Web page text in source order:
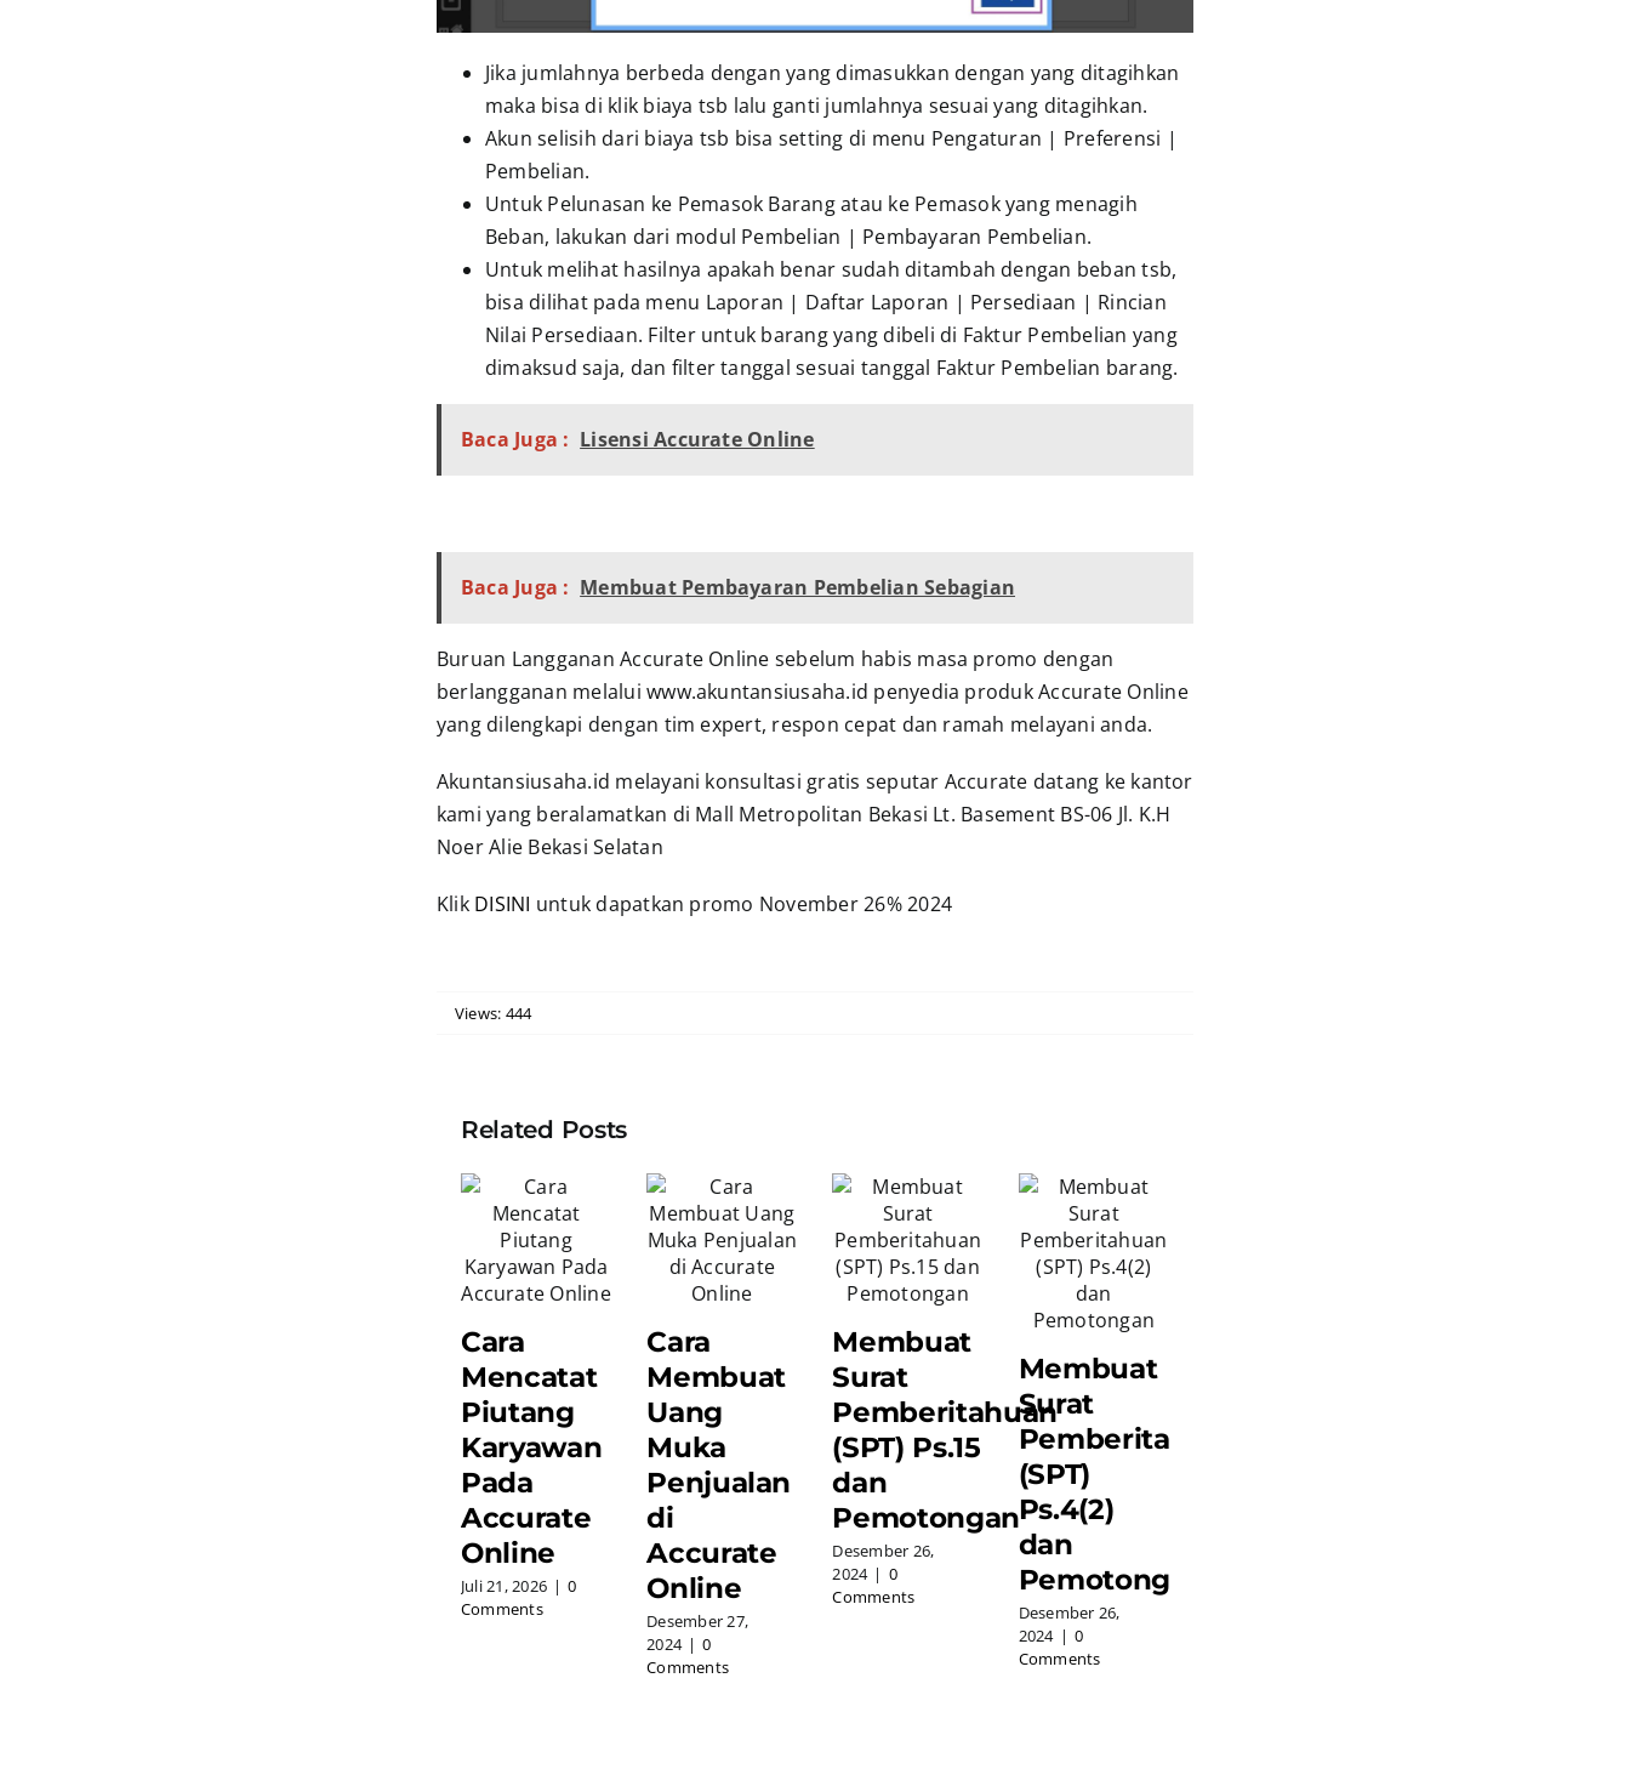
Jika jumlahnya berbeda dengan yang dimasukkan dengan yang ditagihkan
maka bisa di klik biaya tsb lalu ganti jumlahnya sesuai yang ditagihkan.
Akun selisih dari biaya tsb bisa setting di menu Pengaturan | Preferensi |
Pembelian.
Untuk Pelunasan ke Pemasok Barang atau ke Pemasok yang menagih
Beban, lakukan dari modul Pembelian | Pembayaran Pembelian.
Untuk melihat hasilnya apakah benar sudah ditambah dengan beban tsb,
bisa dilihat pada menu Laporan | Daftar Laporan | Persediaan | Rincian
Nilai Persediaan. Filter untuk barang yang dibeli di Faktur Pembelian yang
dimaksud saja, dan filter tanggal sesuai tanggal Faktur Pembelian barang.
Baca Juga : Lisensi Accurate Online
Baca Juga : Membuat Pembayaran Pembelian Sebagian
Buruan Langganan Accurate Online sebelum habis masa promo dengan
berlangganan melalui www.akuntansiusaha.id penyedia produk Accurate Online
yang dilengkapi dengan tim expert, respon cepat dan ramah melayani anda.
Akuntansiusaha.id melayani konsultasi gratis seputar Accurate datang ke kantor
kami yang beralamatkan di Mall Metropolitan Bekasi Lt. Basement BS-06 Jl. K.H
Noer Alie Bekasi Selatan
Klik DISINI untuk dapatkan promo November 26% 2024
Views: 444
Related Posts
Cara
Mencatat
Piutang
Karyawan
Pada
Accurate
Online
Juli 21, 2026 | 0
Comments
Cara
Membuat
Uang
Muka
Penjualan
di
Accurate
Online
Desember 27,
2024 | 0
Comments
Membuat
Surat
Pemberitahuan
(SPT) Ps.15
dan
Pemotongan
Desember 26,
2024 | 0
Comments
Membuat
Surat
Pemberitahuan
(SPT)
Ps.4(2)
dan
Pemotongan
Desember 26,
2024 | 0
Comments